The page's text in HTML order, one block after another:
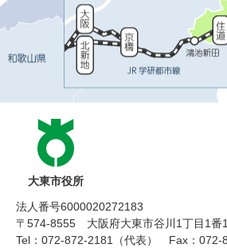
大東市役所
法人番号6000020272183
〒574-8555 大阪府大東市谷川1丁目1番
Tel：072-872-2181（代表）
Fax：072-